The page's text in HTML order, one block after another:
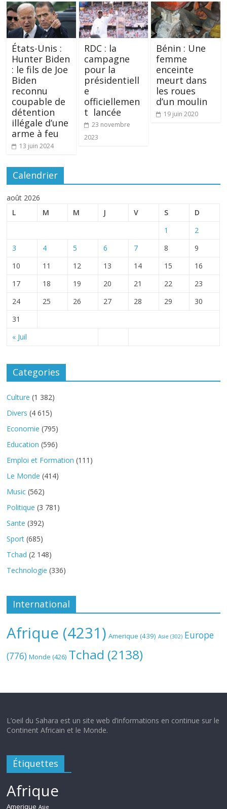
États-Unis :
Hunter Biden
: le fils de Joe
Biden
reconnu
coupable de
détention
illégale d’une
arme à feu
13 juin 2024
RDC : la
campagne
pour la
présidentiell
e
officiellemen
t lancée
23 novembre
2023
Bénin : Une
femme
enceinte
meurt dans
les roues
d’un moulin
19 juin 2020
Calendrier
août 2026
L
M M J V S D
« Juil
1
2
3
4 5 6 7 8
9
10
11 12 13 14 15
16
17
18 19 20 21 22
23
24
25 26 27 28 29
30
31
Categories
Culture (1 382)
Divers (4 615)
Economie (795)
Education (596)
Emploi et Formation (111)
Le Monde (414)
Music (562)
Politique (3 781)
Sante (392)
Sport (685)
Tchad (2 148)
Technologie (336)
International
Afrique (4231) Amerique (439) Asie (302) Europe
(776) Monde (426) Tchad (2138)
L’oeil du Sahara est un site web d’informations en continue sur le
Continent Africain et le Monde.
Étiquettes
Afrique
Amerique Asie